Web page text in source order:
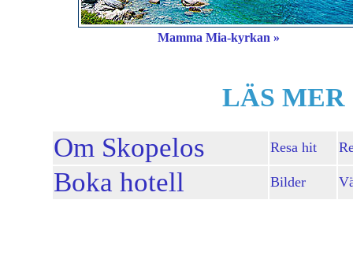
Mamma Mia-kyrkan »
LÄS MER
Om Skopelos Resa hit
Boka hotell Bilder